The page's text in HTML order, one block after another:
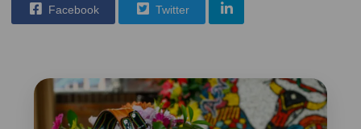
Facebook Twitter